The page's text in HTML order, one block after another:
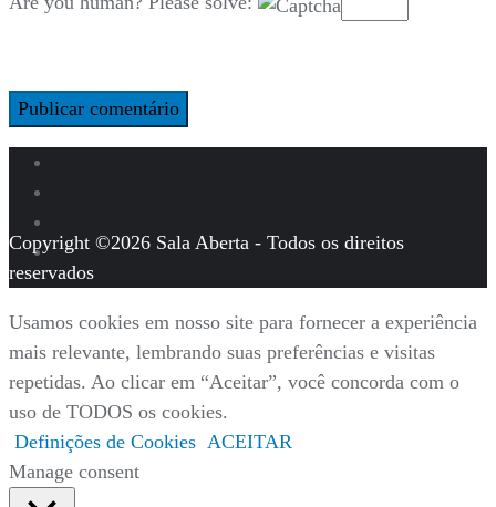
Copyright ©2026 Sala Aberta - Todos os direitos
reservados
Usamos cookies em nosso site para fornecer a experiência
mais relevante, lembrando suas preferências e visitas
repetidas. Ao clicar em “Aceitar”, você concorda com o
uso de TODOS os cookies.
Definições de Cookies ACEITAR
Manage consent